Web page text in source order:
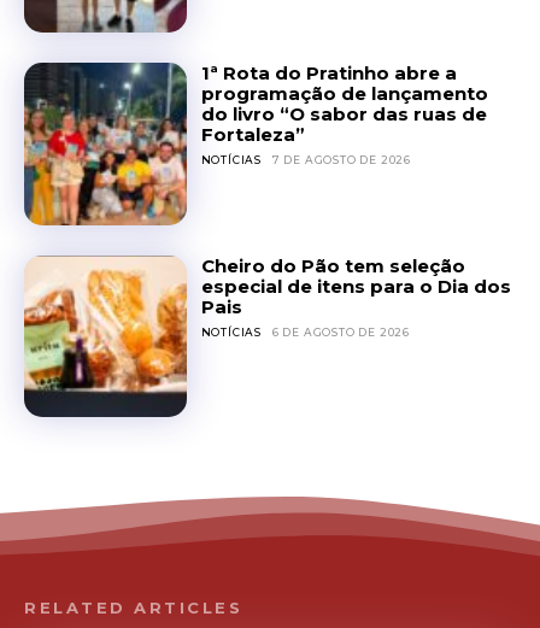
1ª Rota do Pratinho abre a
programação de lançamento
do livro “O sabor das ruas de
Fortaleza”
NOTÍCIAS 7 DE AGOSTO DE 2026
Cheiro do Pão tem seleção
especial de itens para o Dia dos
Pais
NOTÍCIAS 6 DE AGOSTO DE 2026
RELATED ARTICLES